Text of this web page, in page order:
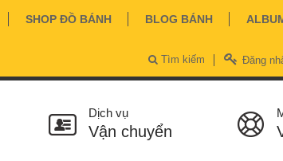
SHOP ĐỒ BÁNH BLOG BÁNH
Đăng
Tìm kiếm
Dịch vụ
Vận chuyển